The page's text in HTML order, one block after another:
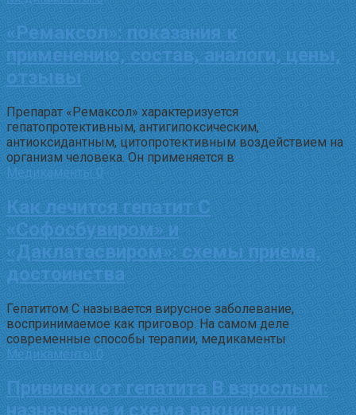
«Ремаксол»: показания к
применению, состав, аналоги, цены,
отзывы
Препарат «Ремаксол» характеризуется
гепатопротективным, антигипоксическим,
антиоксидантным, цитопротективным воздействием на
организм человека. Он применяется в
Медикаменты 0
Как лечится гепатит C
«Софосбувиром» и
«Даклатасвиром»: схемы приема,
достоинства
Гепатитом С называется вирусное заболевание,
воспринимаемое как приговор. На самом деле
современные способы терапии, медикаменты
Медикаменты 0
Прививки от гепатита В взрослым: